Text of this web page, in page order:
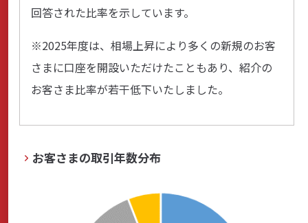
回答された比率を示しています。
※2025年度は、相場上昇により多くの新規のお客
さまに口座を開設いただけたこともあり、紹介の
お客さま比率が若干低下いたしました。
お客さまの取引年数分布